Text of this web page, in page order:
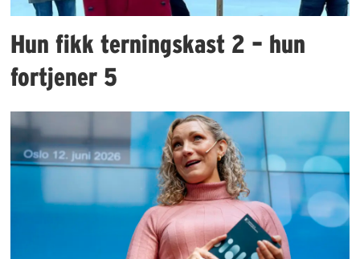
Hun fikk terningskast 2 – hun
fortjener 5